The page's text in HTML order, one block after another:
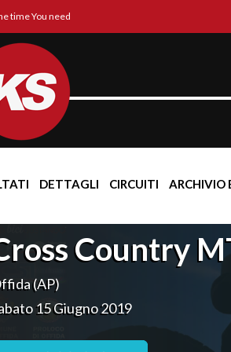
time You need
DETTAGLI CIRCUITI ARCHIVIO
Country
(AP)
15 Giugno 2019